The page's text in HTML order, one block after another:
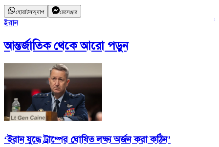
হোয়াটসঅ্যাপ মেসেঞ্জার
ইরান
আন্তর্জাতিকথেকে আরো পড়ুন
‘ইরান যুদ্ধে ট্রাম্পের ঘোষিত লক্ষ্য অর্জন করা কঠিন’